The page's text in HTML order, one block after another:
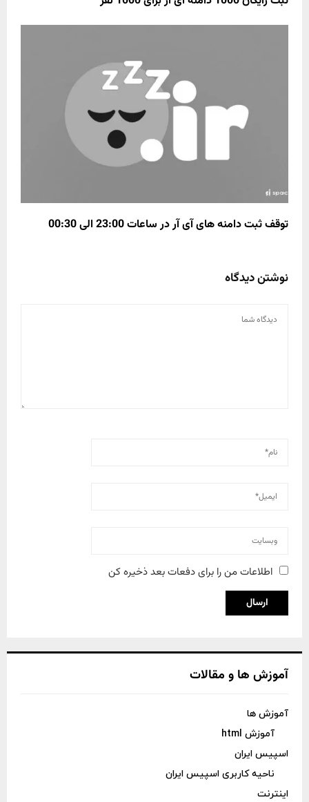
توقف ثبت دامنه های آی آر در ساعات 23:00 الی 00:30
نوشتن دیدگاه
اطلاعات من را برای دفعات بعد ذخیره کن
آموزش ها و مقالات
آموزش ها
آموزش html
اسپیس ایران
ناحیه کاربری اسپیس ایران
اینترنت